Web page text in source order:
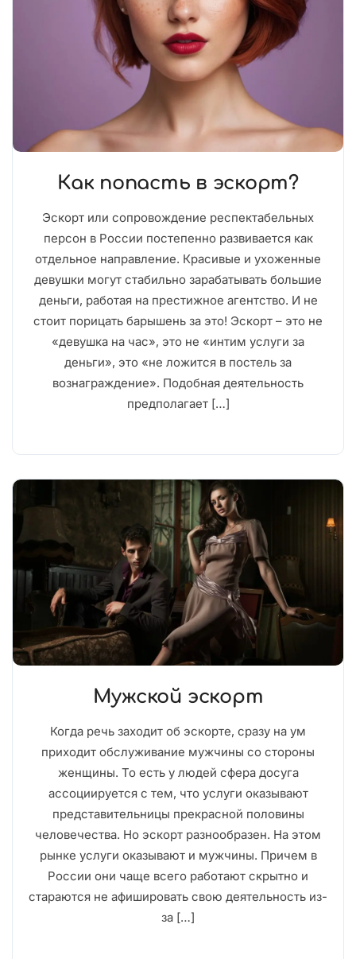
Как попасть в эскорт?
Эскорт или сопровождение респектабельных
персон в России постепенно развивается как
отдельное направление. Красивые и ухоженные
девушки могут стабильно зарабатывать большие
деньги, работая на престижное агентство. И не
стоит порицать барышень за это! Эскорт – это не
«девушка на час», это не «интим услуги за
деньги», это «не ложится в постель за
вознаграждение». Подобная деятельность
предполагает […]
Мужской эскорт
Когда речь заходит об эскорте, сразу на ум
приходит обслуживание мужчины со стороны
женщины. То есть у людей сфера досуга
ассоциируется с тем, что услуги оказывают
представительницы прекрасной половины
человечества. Но эскорт разнообразен. На этом
рынке услуги оказывают и мужчины. Причем в
России они чаще всего работают скрытно и
стараются не афишировать свою деятельность из-
за […]